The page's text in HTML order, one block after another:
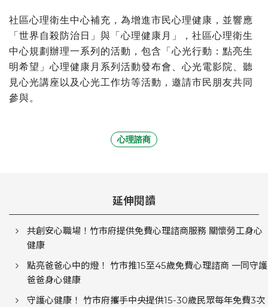
社區心理衛生中心補充，為增進市民心理健康，並響應
「世界自殺防治日」與「心理健康月」，社區心理衛生
中心規劃辦理一系列的活動，包含「心光行動：點亮生
明希望」心理健康月系列活動發布會、心光電影院、聽
見心光講座以及心光工作坊等活動，邀請市民朋友共同
參與。
心理諮商
延伸閱讀
共創安心職場！竹市府提供免費心理諮商服務 關懷勞工身心
健康
點亮爸爸心中的燈！ 竹市推15至45歲免費心理諮商 一同守護
爸爸身心健康
守護心健康！ 竹市府攜手中央提供15-30歲民眾每年免費3次